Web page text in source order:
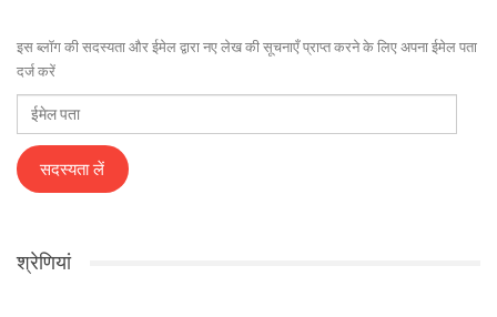
इस ब्लॉग की सदस्यता और ईमेल द्वारा नए लेख की सूचनाएँ प्राप्त करने के लिए अपना ईमेल पता
दर्ज करें
ईमेल
पता
सदस्यता लें
श्रेणियां